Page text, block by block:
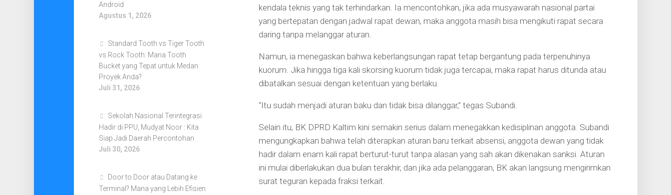
kendala teknis yang tak terhindarkan. Ia mencontohkan, jika ada musyawarah nasional partai
yang bertepatan dengan jadwal rapat dewan, maka anggota masih bisa mengikuti rapat secara
daring tanpa melanggar aturan.
Namun, ia menegaskan bahwa keberlangsungan rapat tetap bergantung pada terpenuhinya
kuorum. Jika hingga tiga kali skorsing kuorum tidak juga tercapai, maka rapat harus ditunda atau
dibatalkan sesuai dengan ketentuan yang berlaku.
“Itu sudah menjadi aturan baku dan tidak bisa dilanggar,” tegas Subandi.
Selain itu, BK DPRD Kaltim kini semakin serius dalam menegakkan kedisiplinan anggota. Subandi
mengungkapkan bahwa telah diterapkan aturan baru terkait absensi, anggota dewan yang tidak
hadir dalam enam kali rapat berturut-turut tanpa alasan yang sah akan dikenakan sanksi. Aturan
ini mulai diberlakukan dua bulan terakhir, dan jika ada pelanggaran, BK akan langsung mengirimkan
surat teguran kepada fraksi terkait.
Android
Agustus 1, 2026
Standard Tooth vs Tiger Tooth
vs Rock Tooth: Mana Tooth
Bucket yang Tepat untuk Medan
Proyek Anda?
Juli 31, 2026
Sekolah Nasional Terintegrasi
Hadir di PPU, Mudyat Noor : Kita
Siap Jadi Daerah Percontohan
Juli 30, 2026
Door to Door atau Datang ke
Terminal? Mana yang Lebih Efisien